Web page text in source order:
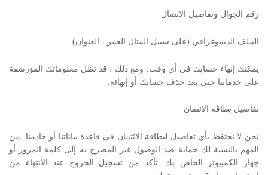
رقم الجوال وتفاصيل الاتصال
الملف الديموغرافي (على سبيل المثال العمر ، العنوان)
يمكنك إنهاء حسابك في أي وقت. ومع ذلك ، قد تظل معلوماتك المؤرشفة
على خدماتنا حتى بعد حذف حسابك أو إنهائه.
تفاصيل بطاقة الائتمان
نحن لا نحتفظ بأي تفاصيل لبطاقة الائتمان في قاعدة بياناتنا أو خادمنا. من
المهم بالنسبة لك حماية ضد الوصول غير المصرح به إلى كلمة المرور أو
جهاز الكمبيوتر الخاص بك. تأكد من تسجيل الخروج عند الانتهاء من